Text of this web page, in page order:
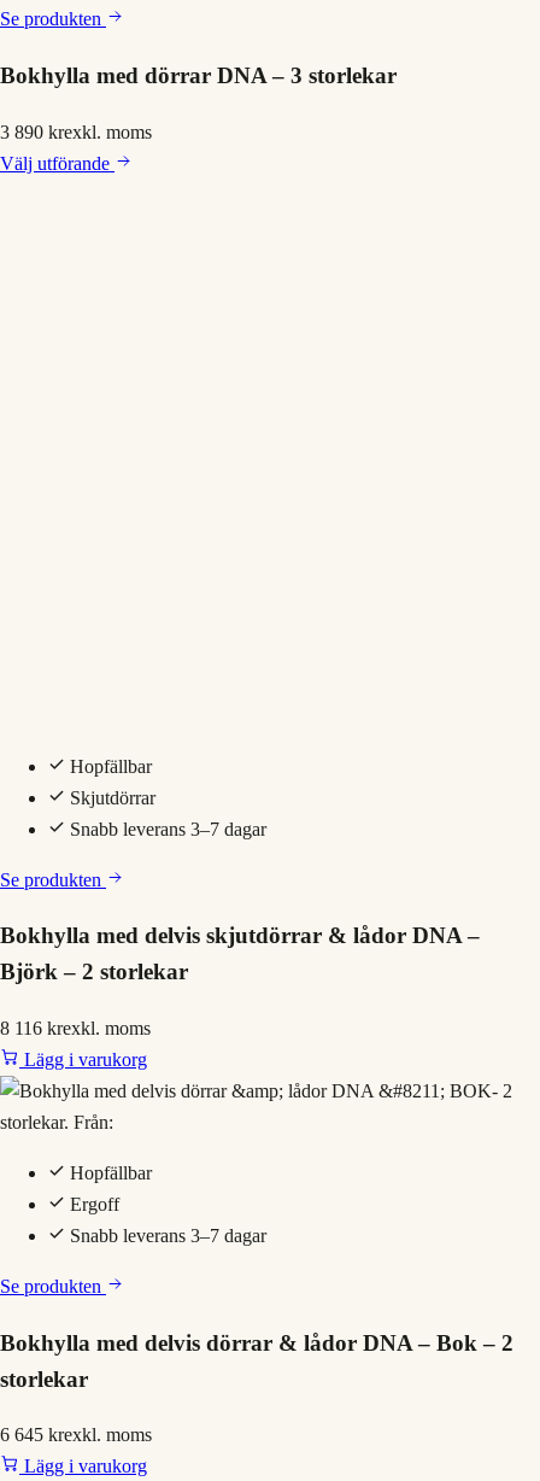
Se produkten
Bokhylla med dörrar DNA – 3 storlekar
3 890 krexkl. moms
Välj utförande
Hopfällbar
Skjutdörrar
Snabb leverans 3–7 dagar
Se produkten
Bokhylla med delvis skjutdörrar & lådor DNA –
Björk – 2 storlekar
8 116 krexkl. moms
Lägg i varukorg
Hopfällbar
Ergoff
Snabb leverans 3–7 dagar
Se produkten
Bokhylla med delvis dörrar & lådor DNA – Bok – 2
storlekar
6 645 krexkl. moms
Lägg i varukorg